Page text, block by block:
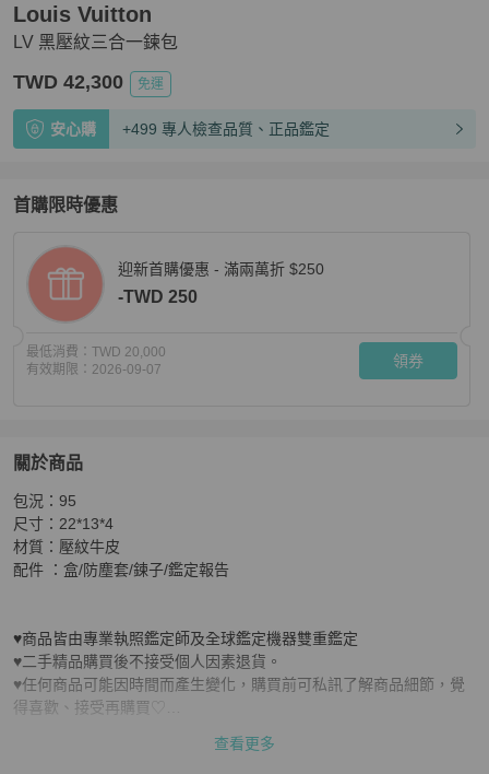
LV 黑壓紋三合一鍊包
Louis Vuitton
TWD 42,300 免運
安心購 +499 專人檢查品質、正品鑑定
首購限時優惠
迎新首購優惠 - 滿兩萬折 $250
-TWD 250
最低消費： TWD 20,000
有效期限： 2026-09-07 領券
關於商品
關於 LV 黑壓紋三合一鍊包
包況：95
尺寸：22*13*4
材質：壓紋牛皮
配件 ：盒/防塵套/鍊子/鑑定報告
♥商品皆由專業執照鑑定師及全球鑑定機器雙重鑑定
♥二手精品購買後不接受個人因素退貨。
♥任何商品可能因時間而產生變化，購買前可私訊了解商品細節，覺
得喜歡、接受再購買♡
♥不管是全新未使用或是二手，皆為離櫃商品，高標的寶寶請勿購買
查看更多